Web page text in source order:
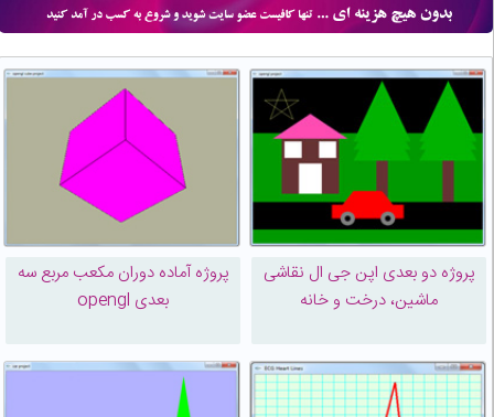
پروژه دو بعدی اپن جی ال نقاشی
ماشین، درخت و خانه
پروژه آماده دوران مکعب مربع سه
بعدی opengl